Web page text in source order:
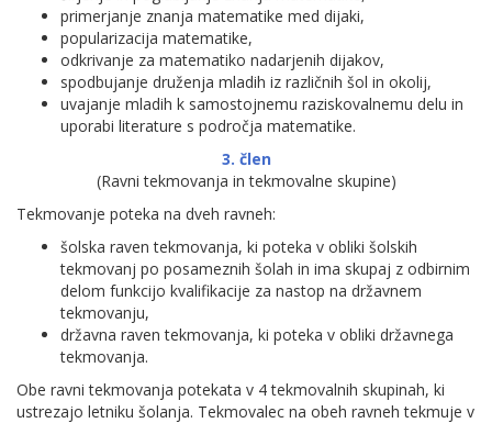
primerjanje znanja matematike med dijaki,
popularizacija matematike,
odkrivanje za matematiko nadarjenih dijakov,
spodbujanje druženja mladih iz različnih šol in okolij,
uvajanje mladih k samostojnemu raziskovalnemu delu in
uporabi literature s področja matematike.
3. člen
(Ravni tekmovanja in tekmovalne skupine)
Tekmovanje poteka na dveh ravneh:
šolska raven tekmovanja, ki poteka v obliki šolskih
tekmovanj po posameznih šolah in ima skupaj z odbirnim
delom funkcijo kvalifikacije za nastop na državnem
tekmovanju,
državna raven tekmovanja, ki poteka v obliki državnega
tekmovanja.
Obe ravni tekmovanja potekata v 4 tekmovalnih skupinah, ki
ustrezajo letniku šolanja. Tekmovalec na obeh ravneh tekmuje v